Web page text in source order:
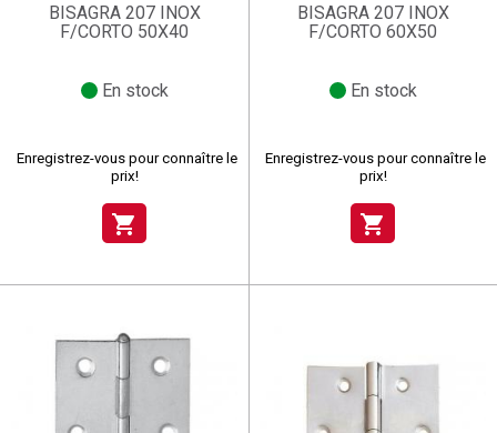
BISAGRA 207 INOX
F/CORTO 50X40
En stock
Enregistrez-vous pour connaître le
prix!
shopping_cart
BISAGRA 207 INOX
F/CORTO 60X50
En stock
Enregistrez-vous pour connaître le
prix!
shopping_cart